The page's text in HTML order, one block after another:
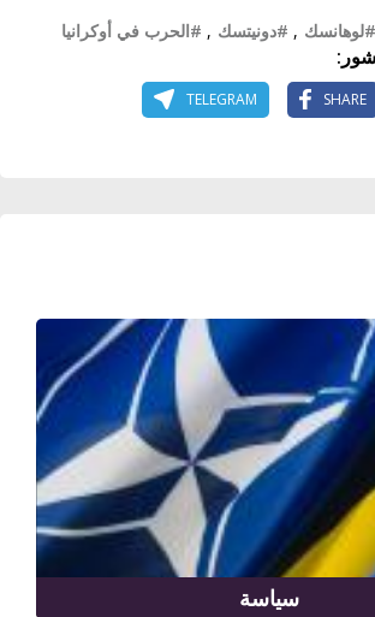
#لوهانسك , #دونيتسك , #الحرب في أوكرانيا
SHARE
TELEGRAM
سياسة